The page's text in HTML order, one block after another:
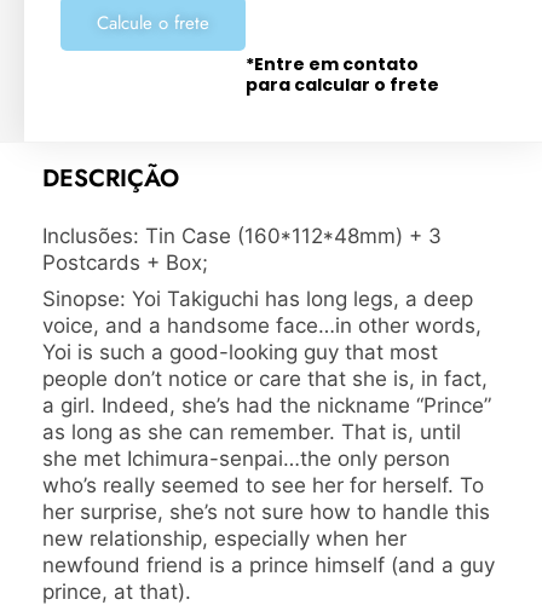
Calcule o frete
*Entre em contato
para calcular o frete
DESCRIÇÃO
Inclusões: Tin Case (160*112*48mm) + 3
Postcards + Box;
Sinopse: Yoi Takiguchi has long legs, a deep
voice, and a handsome face…in other words,
Yoi is such a good-looking guy that most
people don’t notice or care that she is, in fact,
a girl. Indeed, she’s had the nickname “Prince”
as long as she can remember. That is, until
she met Ichimura-senpai…the only person
who’s really seemed to see her for herself. To
her surprise, she’s not sure how to handle this
new relationship, especially when her
newfound friend is a prince himself (and a guy
prince, at that).